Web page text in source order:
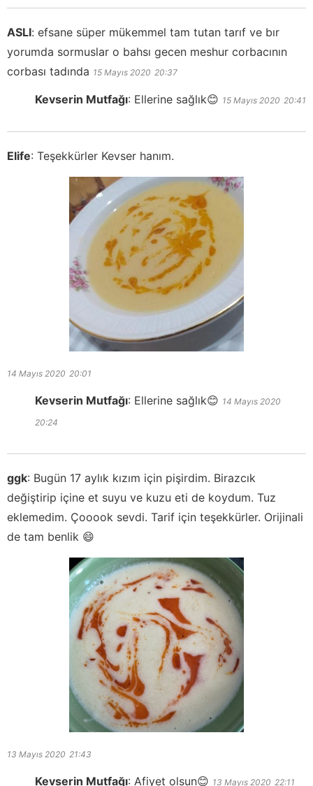
ASLI: efsane süper mükemmel tam tutan tarıf ve bır
yorumda sormuslar o bahsı gecen meshur corbacının
corbası tadında 15 Mayıs 2020 20:37
Kevserin Mutfağı: Ellerine sağlık😊 15 Mayıs 2020 20:41
Elife: Teşekkürler Kevser hanım.
14 Mayıs 2020 20:01
Kevserin Mutfağı: Ellerine sağlık😊 14 Mayıs 2020
20:24
ggk: Bugün 17 aylık kızım için pişirdim. Birazcık
değiştirip içine et suyu ve kuzu eti de koydum. Tuz
eklemedim. Çooook sevdi. Tarif için teşekkürler. Orijinali
de tam benlik 😄
13 Mayıs 2020 21:43
Kevserin Mutfağı: Afiyet olsun😊 13 Mayıs 2020 22:11